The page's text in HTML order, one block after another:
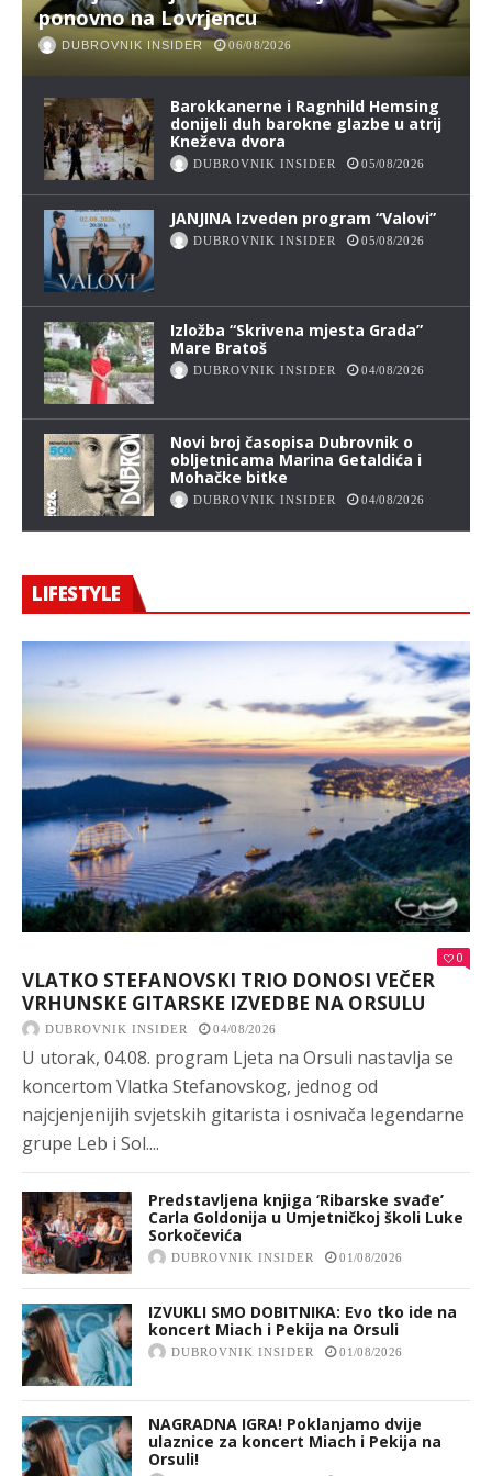
ponovno na Lovrjencu
DUBROVNIK INSIDER 06/08/2026
Barokkanerne i Ragnhild Hemsing
donijeli duh barokne glazbe u atrij
Kneževa dvora
DUBROVNIK INSIDER 05/08/2026
JANJINA Izveden program “Valovi”
DUBROVNIK INSIDER 05/08/2026
Izložba “Skrivena mjesta Grada”
Mare Bratoš
DUBROVNIK INSIDER 04/08/2026
Novi broj časopisa Dubrovnik o
obljetnicama Marina Getaldića i
Mohačke bitke
DUBROVNIK INSIDER 04/08/2026
LIFESTYLE
0
VLATKO STEFANOVSKI TRIO DONOSI VEČER
VRHUNSKE GITARSKE IZVEDBE NA ORSULU
DUBROVNIK INSIDER 04/08/2026
U utorak, 04.08. program Ljeta na Orsuli nastavlja se
koncertom Vlatka Stefanovskog, jednog od
najcjenjenijih svjetskih gitarista i osnivača legendarne
grupe Leb i Sol....
Predstavljena knjiga ‘Ribarske svađe’
Carla Goldonija u Umjetničkoj školi Luke
Sorkočevića
DUBROVNIK INSIDER 01/08/2026
IZVUKLI SMO DOBITNIKA: Evo tko ide na
koncert Miach i Pekija na Orsuli
DUBROVNIK INSIDER 01/08/2026
NAGRADNA IGRA! Poklanjamo dvije
ulaznice za koncert Miach i Pekija na
Orsuli!